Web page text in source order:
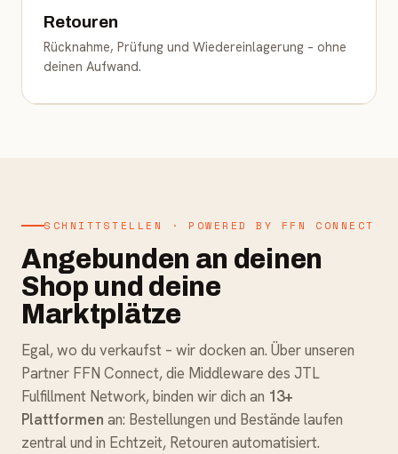
Retouren
Rücknahme, Prüfung und Wiedereinlagerung – ohne
deinen Aufwand.
SCHNITTSTELLEN · POWERED BY FFN CONNECT
Angebunden an deinen
Shop und deine
Marktplätze
Egal, wo du verkaufst – wir docken an. Über unseren
Partner FFN Connect, die Middleware des JTL
Fulfillment Network, binden wir dich an 13+
Plattformen an: Bestellungen und Bestände laufen
zentral und in Echtzeit, Retouren automatisiert.